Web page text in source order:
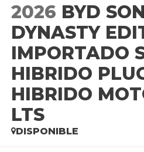
2026 BYD
DYNASTY
IMPORTADO
HIBRIDO
HIBRIDO
LTS
DISPONIBLE